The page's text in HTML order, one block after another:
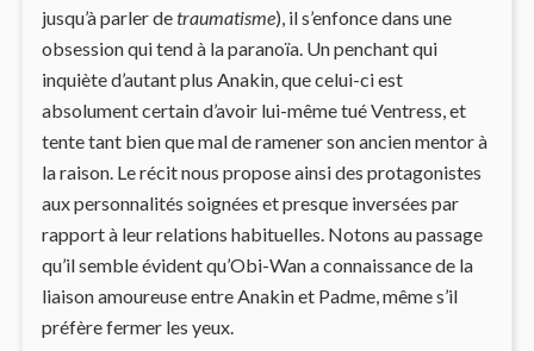
jusqu’à parler detraumatisme), il s’enfonce dans une
obsession qui tend à la paranoïa. Un penchant qui
inquiète d’autant plus Anakin, que celui-ci est
absolument certain d’avoir lui-même tué Ventress, et
tente tant bien que mal de ramener son ancien mentor à
la raison. Le récit nous propose ainsi des protagonistes
aux personnalités soignées et presque inversées par
rapport à leur relations habituelles. Notons au passage
qu’il semble évident qu’Obi-Wan a connaissance de la
liaison amoureuse entre Anakin et Padme, même s’il
préfère fermer les yeux.